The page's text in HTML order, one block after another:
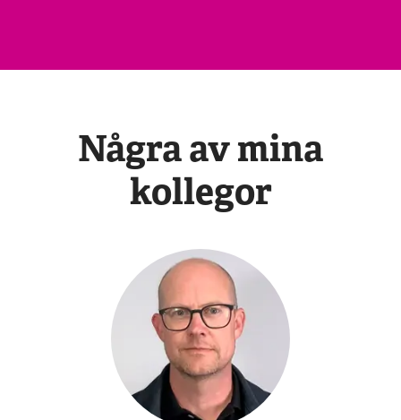
Några av mina
kollegor